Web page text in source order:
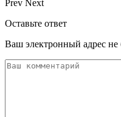
Prev Next
Оставьте ответ
Ваш электронный адрес не